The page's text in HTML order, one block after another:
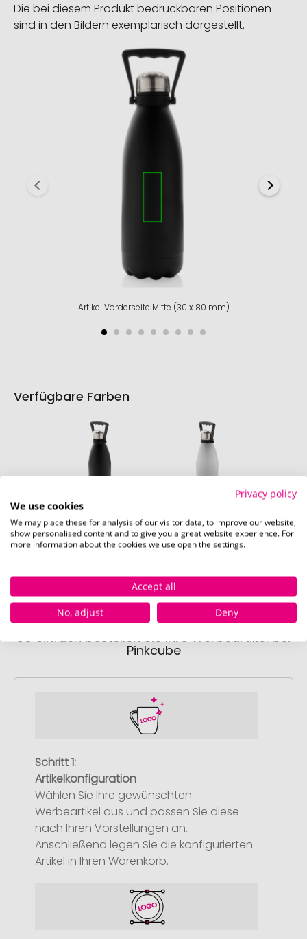
Die bei diesem Produkt bedruckbaren Positionen
sind in den Bildern exemplarisch dargestellt.
Artikel Vorderseite Mitte (30 x 80 mm)
Verfügbare Farben
schwarz
Sofort verfügbar
weiß
Nicht verfügbar
So einfach bestellen Sie Ihre Werbeartikel bei
Pinkcube
Schritt 1:
Artikelkonfiguration
Wählen Sie Ihre gewünschten
Werbeartikel aus und passen Sie diese
nach Ihren Vorstellungen an.
Anschließend legen Sie die konfigurierten
Artikel in Ihren Warenkorb.
Privacy policy
We use cookies
We may place these for analysis of our visitor data, to improve our website,
show personalised content and to give you a great website experience. For
more information about the cookies we use open the settings.
Accept all
No, adjust
Deny